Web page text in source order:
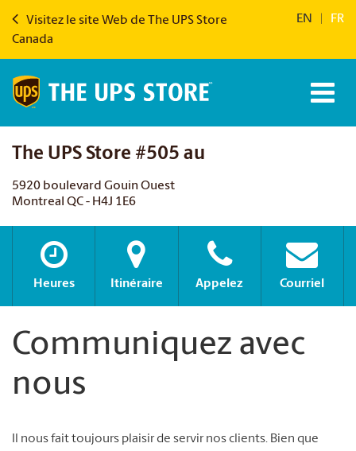
Visitez le site Web de The UPS Store
Canada
EN FR
The UPS Store #505 au
5920 boulevard Gouin Ouest
Montreal QC - H4J 1E6
Heures Itinéraire Appelez Courriel
Communiquez avec
nous
Il nous fait toujours plaisir de servir nos clients. Bien que